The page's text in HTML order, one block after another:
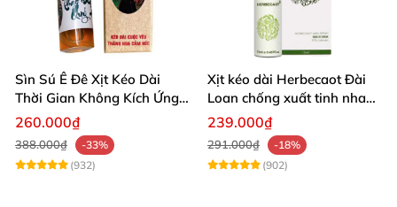
Sìn Sú Ê Đê Xịt Kéo Dài
Thời Gian Không Kích Ứng
Da
260.000₫
388.000₫
-33%
(932)
Xịt kéo dài Herbecaot Đài
Loan chống xuất tinh nhanh
hiệu quả
239.000₫
291.000₫
-18%
(902)